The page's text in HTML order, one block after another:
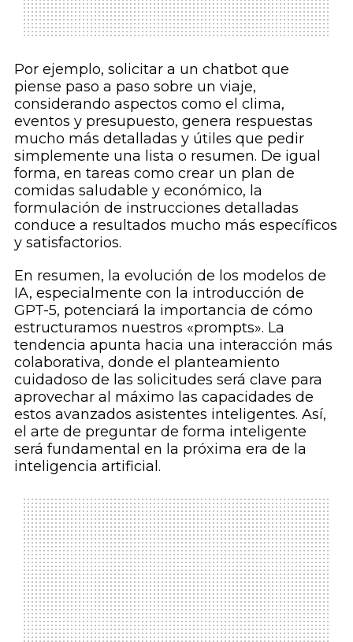
Por ejemplo, solicitar a un chatbot que
piense paso a paso sobre un viaje,
considerando aspectos como el clima,
eventos y presupuesto, genera respuestas
mucho más detalladas y útiles que pedir
simplemente una lista o resumen. De igual
forma, en tareas como crear un plan de
comidas saludable y económico, la
formulación de instrucciones detalladas
conduce a resultados mucho más específicos
y satisfactorios.
En resumen, la evolución de los modelos de
IA, especialmente con la introducción de
GPT-5, potenciará la importancia de cómo
estructuramos nuestros «prompts». La
tendencia apunta hacia una interacción más
colaborativa, donde el planteamiento
cuidadoso de las solicitudes será clave para
aprovechar al máximo las capacidades de
estos avanzados asistentes inteligentes. Así,
el arte de preguntar de forma inteligente
será fundamental en la próxima era de la
inteligencia artificial.